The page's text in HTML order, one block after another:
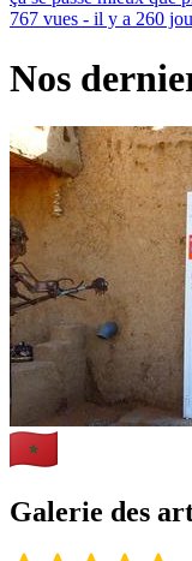
767 vues - il y a 260
Nos
Galerie des